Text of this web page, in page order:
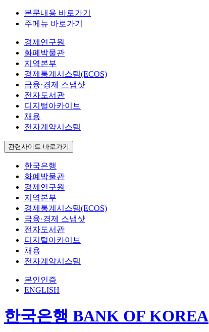
본문내용 바로가기
주메뉴 바로가기
경제연구원
화폐박물관
지역본부
경제통계시스템(ECOS)
금융·경제 스냅샷
전자도서관
디지털아카이브
채용
전자계약시스템
관련사이트 바로가기
한국은행
화폐박물관
경제연구원
지역본부
경제통계시스템(ECOS)
금융·경제 스냅샷
전자도서관
디지털아카이브
채용
전자계약시스템
본인인증
ENGLISH
한국은행 BANK OF KOREA